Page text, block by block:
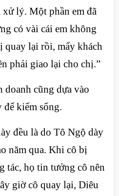
xử lý. Một phần em đã
có vài cái em không
quay lại rồi, mấy khách
phải giao lại cho chị.”
doanh cũng dựa vào
để kiếm sống.
đều là do Tô Ngộ dày
năm qua. Khi cô bị
tác, họ tin tưởng cô nên
giờ cô quay lại, Diêu